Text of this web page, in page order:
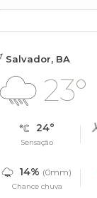
Salvador, BA
23°
24°
Sensação
14% (0mm)
Chance chuva